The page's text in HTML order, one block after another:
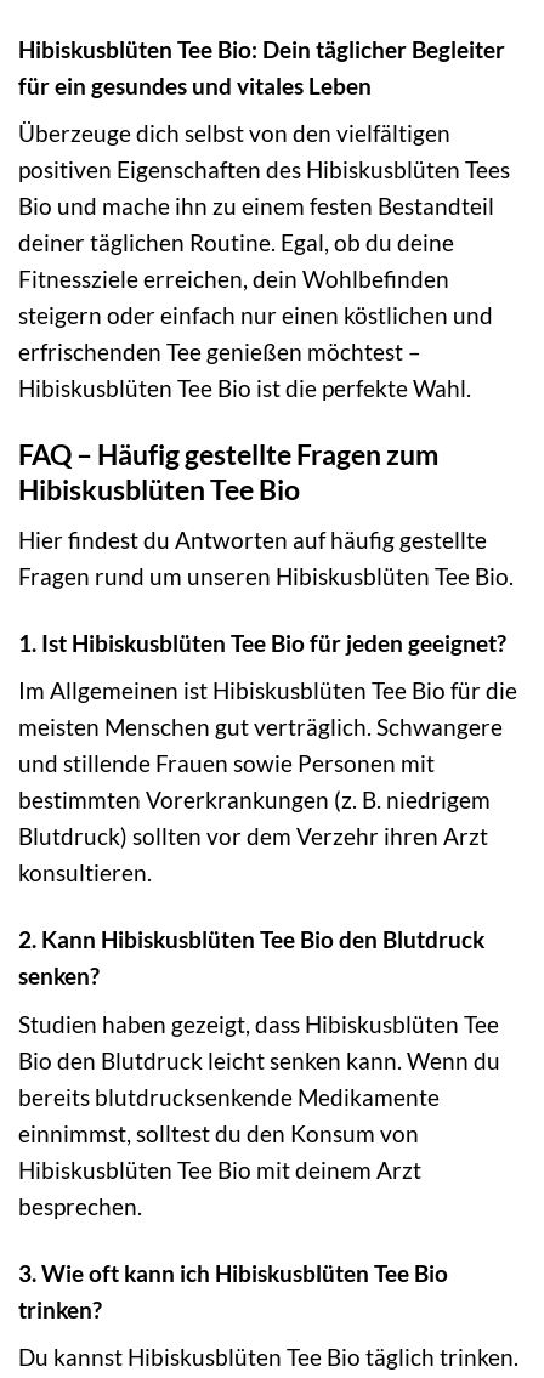
Hibiskusblüten Tee Bio: Dein täglicher Begleiter
für ein gesundes und vitales Leben
Überzeuge dich selbst von den vielfältigen
positiven Eigenschaften des Hibiskusblüten Tees
Bio und mache ihn zu einem festen Bestandteil
deiner täglichen Routine. Egal, ob du deine
Fitnessziele erreichen, dein Wohlbefinden
steigern oder einfach nur einen köstlichen und
erfrischenden Tee genießen möchtest –
Hibiskusblüten Tee Bio ist die perfekte Wahl.
FAQ – Häufig gestellte Fragen zum
Hibiskusblüten Tee Bio
Hier findest du Antworten auf häufig gestellte
Fragen rund um unseren Hibiskusblüten Tee Bio.
1. Ist Hibiskusblüten Tee Bio für jeden geeignet?
Im Allgemeinen ist Hibiskusblüten Tee Bio für die
meisten Menschen gut verträglich. Schwangere
und stillende Frauen sowie Personen mit
bestimmten Vorerkrankungen (z. B. niedrigem
Blutdruck) sollten vor dem Verzehr ihren Arzt
konsultieren.
2. Kann Hibiskusblüten Tee Bio den Blutdruck
senken?
Studien haben gezeigt, dass Hibiskusblüten Tee
Bio den Blutdruck leicht senken kann. Wenn du
bereits blutdrucksenkende Medikamente
einnimmst, solltest du den Konsum von
Hibiskusblüten Tee Bio mit deinem Arzt
besprechen.
3. Wie oft kann ich Hibiskusblüten Tee Bio
trinken?
Du kannst Hibiskusblüten Tee Bio täglich trinken.